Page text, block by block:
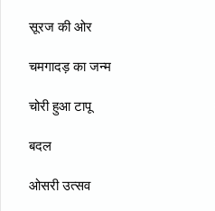
सूरज की ओर
चमगादड़ का जन्म
चोरी हुआ टापू
बदल
ओसरी उत्सव